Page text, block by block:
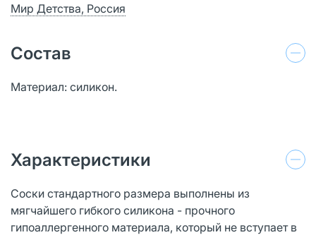
Мир Детства, Россия
Состав
Материал: силикон.
Характеристики
Соски стандартного размера выполнены из
мягчайшего гибкого силикона - прочного
гипоаллергенного материала, который не вступает в